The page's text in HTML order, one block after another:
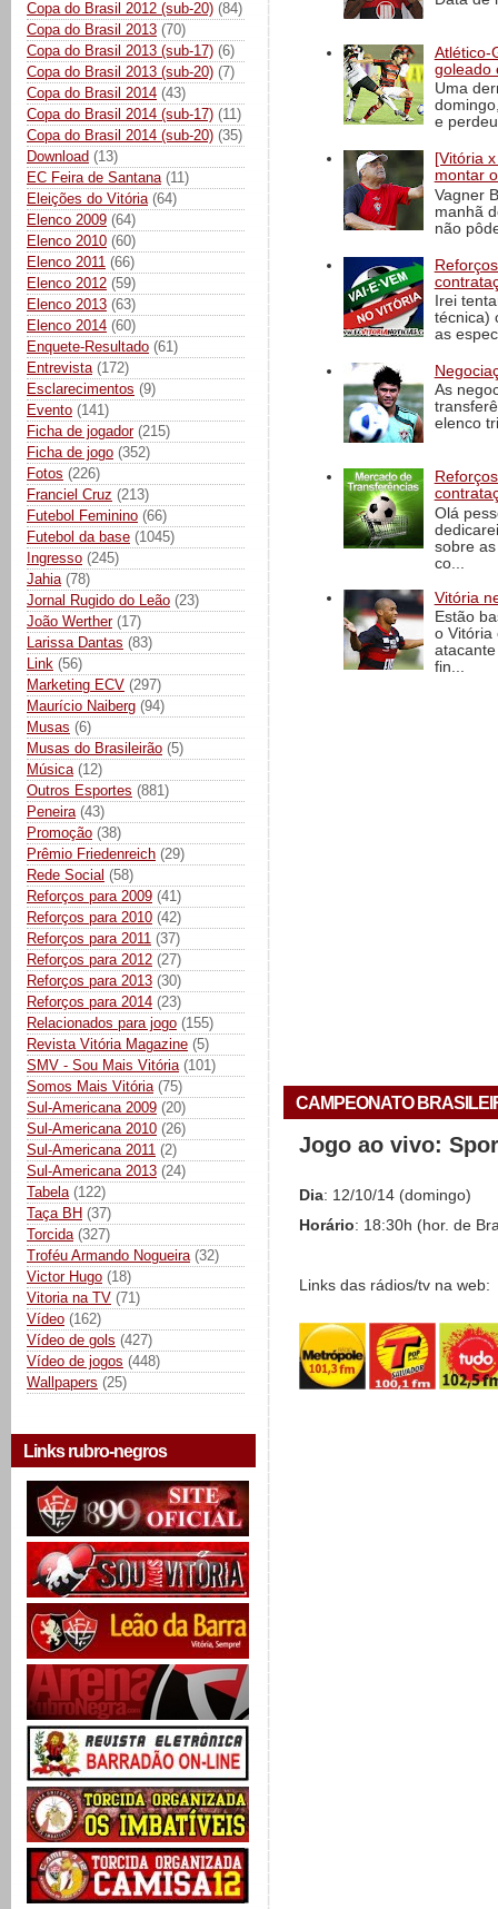
Copa do Brasil 2012 (sub-20) (84)
Copa do Brasil 2013 (70)
Copa do Brasil 2013 (sub-17) (6)
Copa do Brasil 2013 (sub-20) (7)
Copa do Brasil 2014 (43)
Copa do Brasil 2014 (sub-17) (11)
Copa do Brasil 2014 (sub-20) (35)
Download (13)
EC Feira de Santana (11)
Eleições do Vitória (64)
Elenco 2009 (64)
Elenco 2010 (60)
Elenco 2011 (66)
Elenco 2012 (59)
Elenco 2013 (63)
Elenco 2014 (60)
Enquete-Resultado (61)
Entrevista (172)
Esclarecimentos (9)
Evento (141)
Ficha de jogador (215)
Ficha de jogo (352)
Fotos (226)
Franciel Cruz (213)
Futebol Feminino (66)
Futebol da base (1045)
Ingresso (245)
Jahia (78)
Jornal Rugido do Leão (23)
João Werther (17)
Larissa Dantas (83)
Link (56)
Marketing ECV (297)
Maurício Naiberg (94)
Musas (6)
Musas do Brasileirão (5)
Música (12)
Outros Esportes (881)
Peneira (43)
Promoção (38)
Prêmio Friedenreich (29)
Rede Social (58)
Reforços para 2009 (41)
Reforços para 2010 (42)
Reforços para 2011 (37)
Reforços para 2012 (27)
Reforços para 2013 (30)
Reforços para 2014 (23)
Relacionados para jogo (155)
Revista Vitória Magazine (5)
SMV - Sou Mais Vitória (101)
Somos Mais Vitória (75)
Sul-Americana 2009 (20)
Sul-Americana 2010 (26)
Sul-Americana 2011 (2)
Sul-Americana 2013 (24)
Tabela (122)
Taça BH (37)
Torcida (327)
Troféu Armando Nogueira (32)
Victor Hugo (18)
Vitoria na TV (71)
Vídeo (162)
Vídeo de gols (427)
Vídeo de jogos (448)
Wallpapers (25)
Links rubro-negros
Atlético-
goleado
Uma
e
[Vitória
montar
Vagner
manhã
não
Irei
técnica)
as
As
elenco
Olá
sobre
co...
Vitória
Estão
o Vitória
fin...
CAMPEONATO
Jogo ao vivo:
Dia: 12/10/14 (domingo)
Horário: 18:30h (hor. de
Links das rádios/tv na web: